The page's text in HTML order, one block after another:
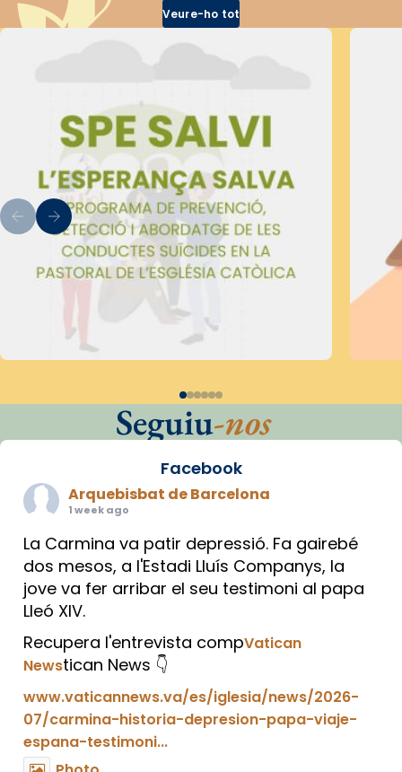
Veure-ho tot
Seguiu-nos
Facebook
Arquebisbat de Barcelona
1 week ago
La Carmina va patir depressió. Fa gairebé
dos mesos, a l'Estadi Lluís Companys, la
jove va fer arribar el seu testimoni al papa
Lleó XIV.
Recupera l'entrevista compVatican
Newstican News 👇
www.vaticannews.va/es/iglesia/news/2026-
07/carmina-historia-depresion-papa-viaje-
espana-testimoni...